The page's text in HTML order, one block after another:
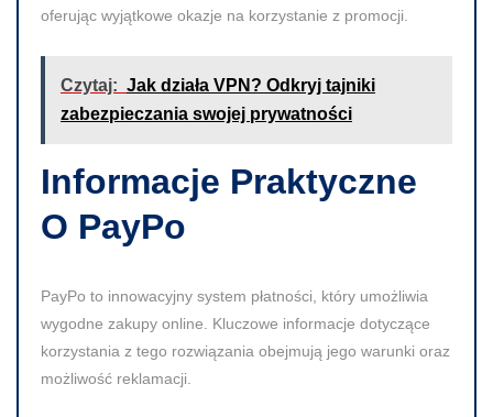
oferując wyjątkowe okazje na korzystanie z promocji.
Czytaj: Jak działa VPN? Odkryj tajniki
zabezpieczania swojej prywatności
Informacje Praktyczne
O PayPo
PayPo to innowacyjny system płatności, który umożliwia
wygodne zakupy online. Kluczowe informacje dotyczące
korzystania z tego rozwiązania obejmują jego warunki oraz
możliwość reklamacji.